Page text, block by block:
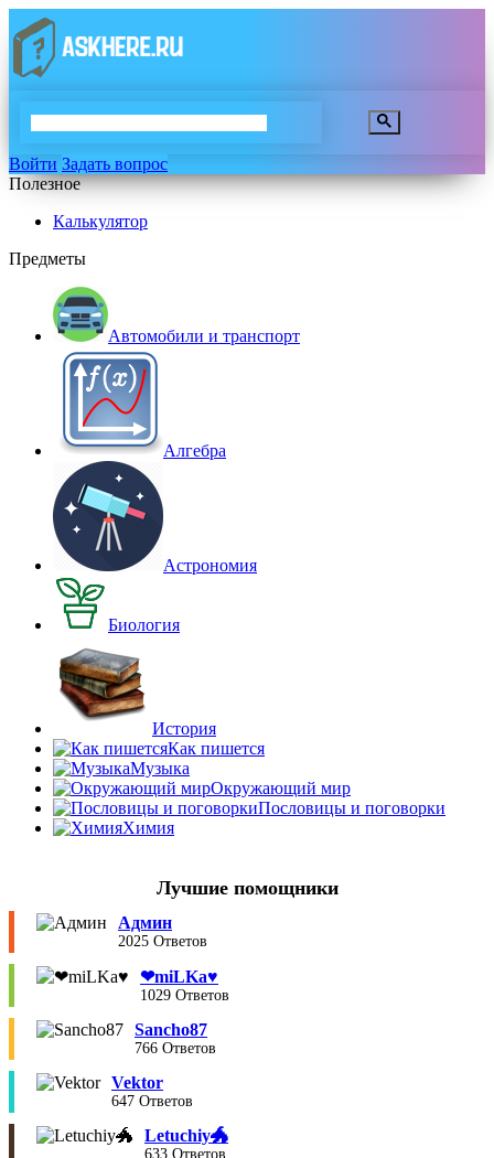
Войти Задать вопрос
Полезное
Калькулятор
Предметы
Автомобили и транспорт
Алгебра
Астрономия
Биология
История
Как пишется
Музыка
Окружающий мир
Пословицы и поговорки
Химия
Лучшие помощники
Админ
2025 Ответов
❤︎miLKa♥︎
1029 Ответов
Sancho87
766 Ответов
Vektor
647 Ответов
Letuchiy🐲
633 Ответов